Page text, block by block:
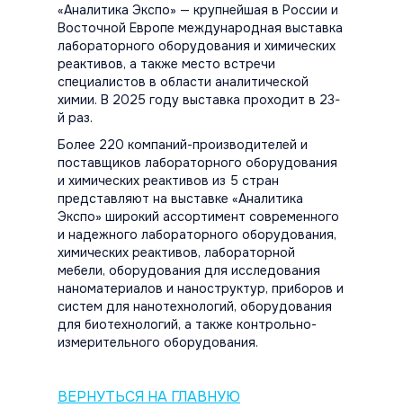
«Аналитика Экспо» — крупнейшая в России и
Восточной Европе международная выставка
лабораторного оборудования и химических
реактивов, а также место встречи
специалистов в области аналитической
химии. В 2025 году выставка проходит в 23-
й раз.
Более 220 компаний-производителей и
поставщиков лабораторного оборудования
и химических реактивов из 5 стран
представляют на выставке «Аналитика
Экспо» широкий ассортимент современного
и надежного лабораторного оборудования,
химических реактивов, лабораторной
мебели, оборудования для исследования
наноматериалов и наноструктур, приборов и
систем для нанотехнологий, оборудования
для биотехнологий, а также контрольно-
измерительного оборудования.
ВЕРНУТЬСЯ НА ГЛАВНУЮ